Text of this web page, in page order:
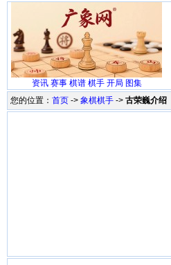
资讯 赛事 棋谱 棋手 开局 图集
您的位置： 首页 -> 象棋棋手 -> 古荣巍介绍